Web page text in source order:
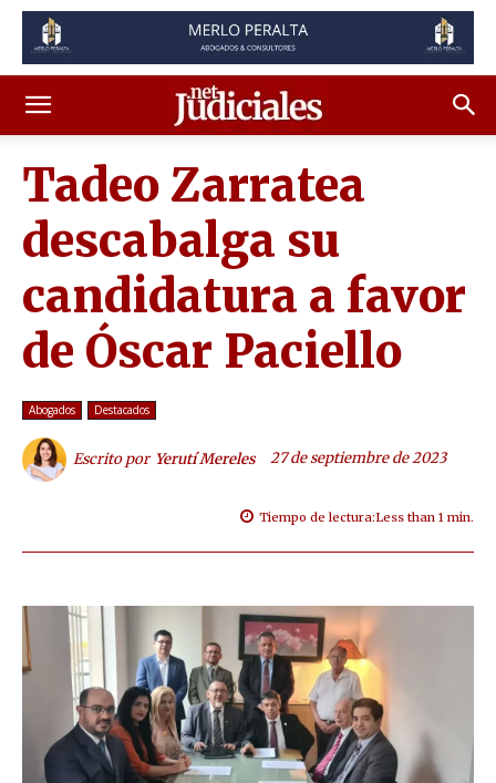
Tadeo Zarratea
descabalga su
candidatura a favor
de Óscar Paciello
Abogados Destacados
Escrito por Yerutí Mereles 27 de septiembre de 2023
Tiempo de lectura:Less than 1 min.